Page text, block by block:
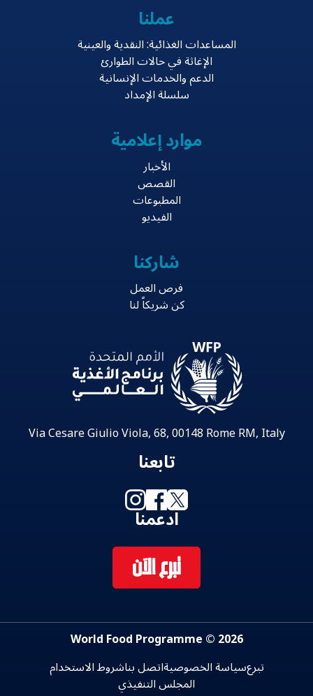
عملنا
المساعدات الغذائية: النقدية والعينية
الإغاثة في حالات الطوارئ
الدعم والخدمات الإنسانية
سلسلة الإمداد
موارد إعلامية
الأخبار
القصص
المطبوعات
الفيديو
شاركنا
فرص العمل
كن شريكاً لنا
Via Cesare Giulio Viola, 68, 00148 Rome RM, Italy
تابعنا
ادعمنا
تبرع الآن
2026 © World Food Programme
تبرعسياسة الخصوصيةاتصل بناشروط الاستخدام
المجلس التنفيذي